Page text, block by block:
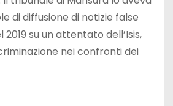
di diffusione di notizie false
su un attentato dell’Isis,
nei confronti dei